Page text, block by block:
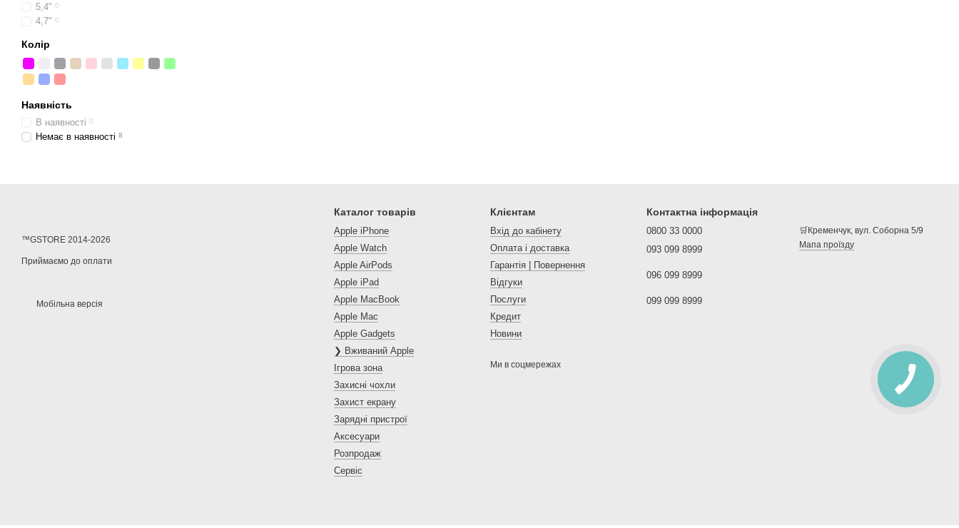
5,4" 0
4,7" 0
Колір
Наявність
В наявності 0
Немає в наявності 8
™GSTORE 2014-2026
Приймаємо до оплати
Мобільна версія
Каталог товарів
Apple iPhone
Apple Watch
Apple AirPods
Apple iPad
Apple MacBook
Apple Mac
Apple Gadgets
❯ Вживаний Apple
Ігрова зона
Захисні чохли
Захист екрану
Зарядні пристрої
Аксесуари
Розпродаж
Сервіс
Клієнтам
Вхід до кабінету
Оплата і доставка
Гарантія | Повернення
Відгуки
Послуги
Кредит
Новини
Ми в соцмережах
Контактна інформація
0800 33 0000
093 099 8999
096 099 8999
099 099 8999
🛒Кременчук, вул. Соборна 5/9
Мапа проїзду